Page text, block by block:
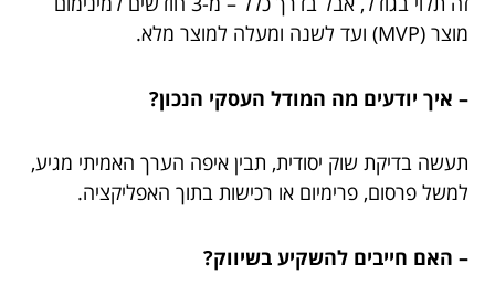
מוצר (MVP) ועד לשנה ומעלה למוצר מלא.
– איך יודעים מה המודל העסקי הנכון?
תעשה בדיקת שוק יסודית, תבין איפה הערך האמיתי מגיע,
למשל פרסום, פרימיום או רכישות בתוך האפליקציה.
– האם חייבים להשקיע בשיווק?